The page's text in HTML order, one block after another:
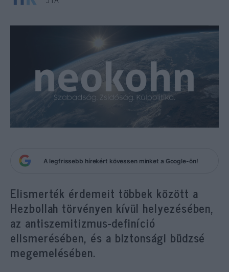
A legfrissebb hírekért kövessen minket a Google-ön!
Elismerték érdemeit többek között a
Hezbollah törvényen kívül helyezésében,
az antiszemitizmus-definíció
elismerésében, és a biztonsági büdzsé
megemelésében.